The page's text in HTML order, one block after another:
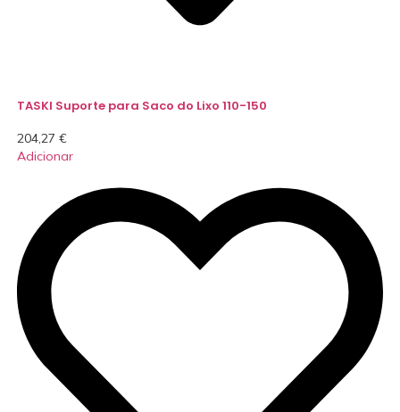
TASKI Suporte para Saco do Lixo 110-150
204,27 €
Adicionar